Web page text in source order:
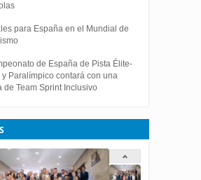
para España en el Mundial de
de España de Pista Élite-
y Paralímpico contará con una
de Team Sprint Inclusivo